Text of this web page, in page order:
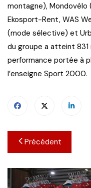
montagne), Mondovélo
Ekosport-Rent, WAS
(mode sélective) et
du groupe a atteint 831
performance portée à
l’enseigne Sport 2000.
Navigation
de
l’article
Précédent